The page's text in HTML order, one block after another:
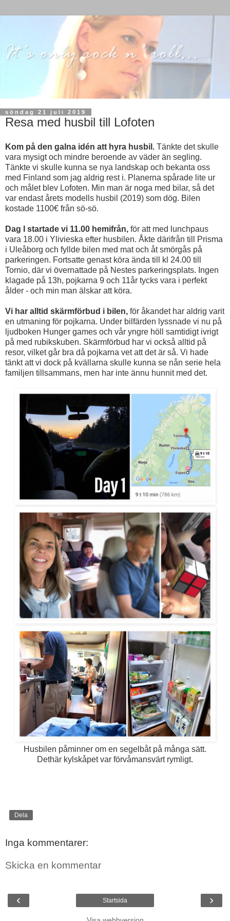
söndag 21 juli 2019
Resa med husbil till Lofoten
Kom på den galna idén att hyra husbil. Tänkte det skulle
vara mysigt och mindre beroende av väder än segling.
Tänkte vi skulle kunna se nya landskap och bekanta oss
med Finland som jag aldrig rest i. Planerna spårade lite ur
och målet blev Lofoten. Min man är noga med bilar, så det
var endast årets modells husbil (2019) som dög. Bilen
kostade 1100€ från sö-sö.
Dag I startade vi 11.00 hemifrån, för att med lunchpaus
vara 18.00 i Ylivieska efter husbilen. Åkte därifrån till Prisma
i Uleåborg och fyllde bilen med mat och åt smörgås på
parkeringen. Fortsatte genast köra ända till kl 24.00 till
Tornio, där vi övernattade på Nestes parkeringsplats. Ingen
klagade på 13h, pojkarna 9 och 11år tycks vara i perfekt
ålder - och min man älskar att köra.
Vi har alltid skärmförbud i bilen, för åkandet har aldrig varit
en utmaning för pojkarna. Under bilfärden lyssnade vi nu på
ljudboken Hunger games och vår yngre höll samtidigt ivrigt
på med rubikskuben. Skärmförbud har vi också alltid på
resor, vilket går bra då pojkarna vet att det är så. Vi hade
tänkt att vi dock på kvällarna skulle kunna se nån serie hela
familjen tillsammans, men har inte ännu hunnit med det.
Husbilen påminner om en segelbåt på många sätt.
Dethär kylskåpet var förvåmansvärt rymligt.
Dela
Inga kommentarer:
Skicka en kommentar
‹ ›
Startsida